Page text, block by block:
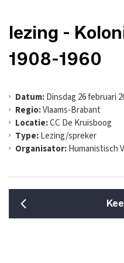
lezing -
1908-1960
Datum:Dinsdag 26 februari
Regio:Vlaams-Brabant
Locatie:CC De Kruisboog
Type:Lezing/spreker
Organisator:Humanistisch